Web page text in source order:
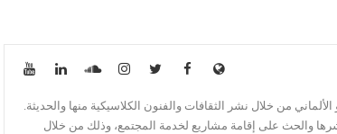
من خلال نشر الثقافات والفنون الكلاسيكية منها والحديثة.
والحث على إقامة مشاريع لخدمة المجتمع، وذلك من خلال